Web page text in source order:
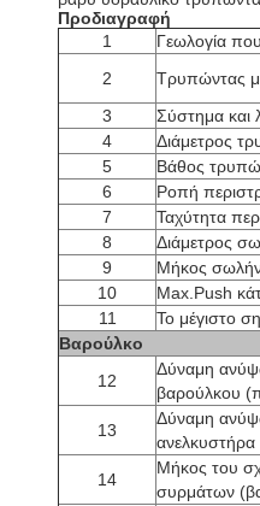
Προδιαγραφή
1
Γεωλογία
2
Τρυπώντας
3
Σύστημα και
4
Διάμετρος
5
Βάθος
6
Ροπή
7
Ταχύτητα
8
Διάμετρος
9
Μήκος
10
Max.Push
11
Το μέγιστο
Βαρούλκο
12
Δύναμη
βαρούλκου
13
Δύναμη
ανελκυστήρα
14
Μήκος του
συρμάτων